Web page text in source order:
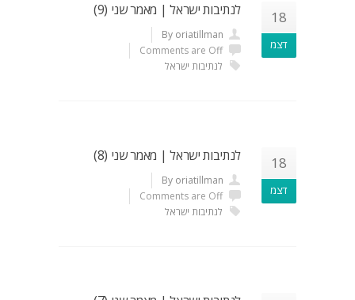
18
דצמ
לנתיבות ישראל | מאמר שני (9)
By oriatillman
Comments are Off
לנתיבות ישראל
18
דצמ
לנתיבות ישראל | מאמר שני (8)
By oriatillman
Comments are Off
לנתיבות ישראל